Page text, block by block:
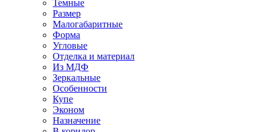
Темные
Размер
Малогабаритные
Форма
Угловые
Отделка и материал
Из МДФ
Зеркальные
Особенности
Купе
Эконом
Назначение